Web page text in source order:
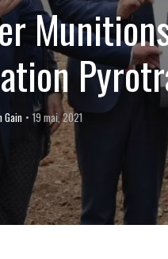
Gain 19 mai, 2021